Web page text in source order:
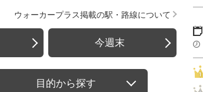
ウォーカープラス掲載の駅・路線について
今週末
目的から探す